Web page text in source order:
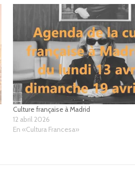
Culture française à Madrid
12 abril 2026
En «Cultura Francesa»